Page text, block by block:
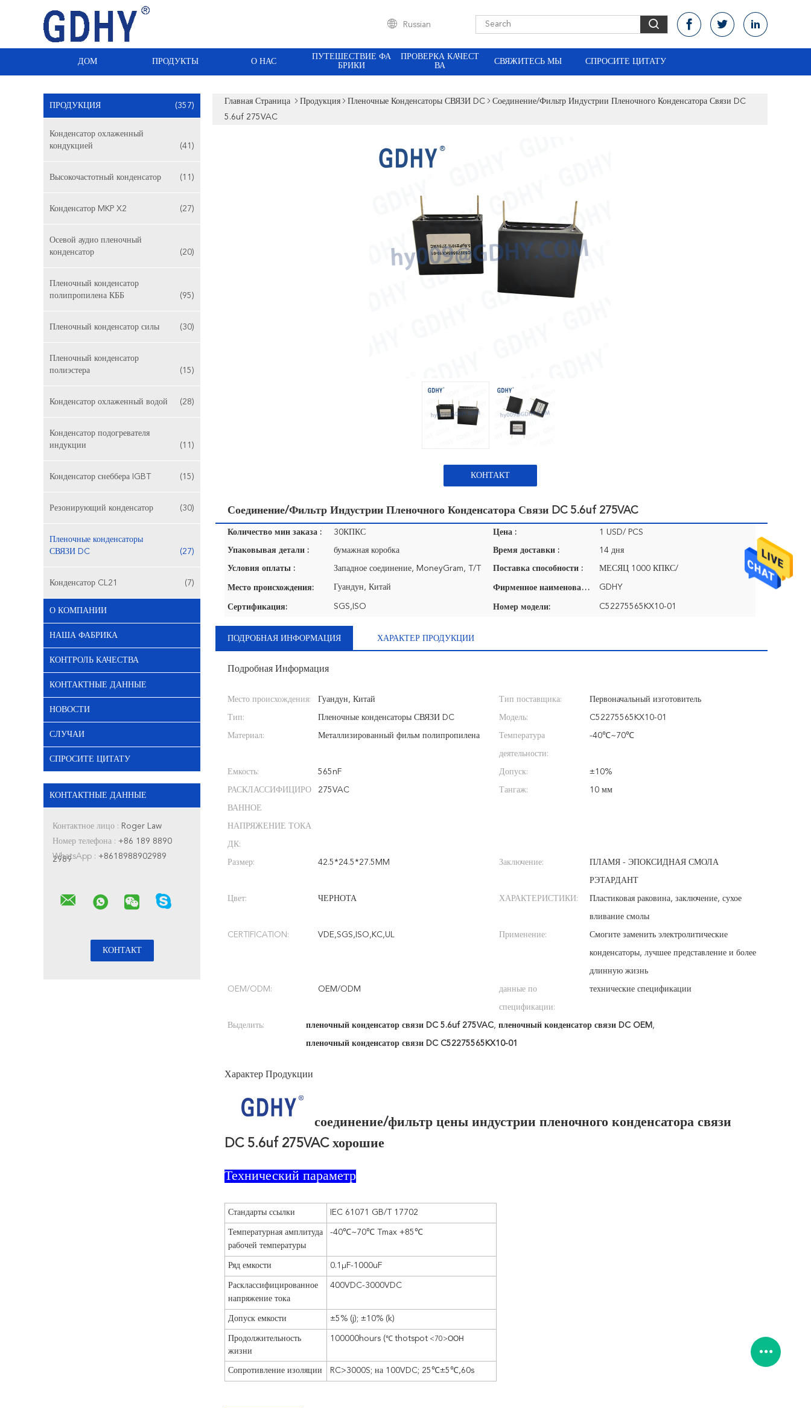
Russian
ДОМ ПРОДУКТЫ О НАС
ПУТЕШЕСТВИЕ ФА
БРИКИ
ПРОВЕРКА КАЧЕСТ
ВА
СВЯЖИТЕСЬ МЫ СПРОСИТЕ ЦИТАТУ
ПРОДУКЦИЯ (357)
Конденсатор охлаженный
кондукцией
(41)
Высокочастотный конденсатор (11)
Конденсатор MKP X2 (27)
Осевой аудио пленочный
конденсатор
(20)
Пленочный конденсатор
полипропилена КББ
(95)
Пленочный конденсатор силы (30)
Пленочный конденсатор
полиэстера
(15)
Конденсатор охлаженный водой (28)
Конденсатор подогревателя
индукции
(11)
Конденсатор снеббера IGBT (15)
Резонирующий конденсатор (30)
Пленочные конденсаторы
СВЯЗИ DC
(27)
Конденсатор CL21 (7)
О КОМПАНИИ
НАША ФАБРИКА
КОНТРОЛЬ КАЧЕСТВА
КОНТАКТНЫЕ ДАННЫЕ
НОВОСТИ
СЛУЧАИ
СПРОСИТЕ ЦИТАТУ
КОНТАКТНЫЕ ДАННЫЕ
Контактное лицо : Roger Law
Номер телефона : +86 189 8890
2989
WhatsApp : +8618988902989
Главная Страница Продукция Пленочные Конденсаторы СВЯЗИ DC
Соединение/фильтр Индустрии Пленочного Конденсатора Связи DC
5.6uf 275VAC
КОНТАКТ
Соединение/фильтр Индустрии Пленочного Конденсатора Связи DC 5.6uf 275VAC
Количество мин заказа : 30КПКС Цена : 1 USD/ PCS
Упаковывая детали : бумажная коробка Время доставки : 14 дня
Условия оплаты : Западное соединение, MoneyGram, T/T Поставка способности : МЕСЯЦ 1000 КПКС/
Место происхождения: Гуандун, Китай Фирменное наименование: GDHY
Сертификация: SGS,ISO Номер модели: C52275565KX10-01
ПОДРОБНАЯ ИНФОРМАЦИЯ ХАРАКТЕР ПРОДУКЦИИ
Подробная Информация
Место происхождения: Гуандун, Китай Тип поставщика: Первоначальный изготовитель
Тип: Пленочные конденсаторы СВЯЗИ DC Модель: C52275565KX10-01
Материал: Металлизированный фильм полипропилена Температура
деятельности:
-40℃~70℃
Емкость: 565nF Допуск: ±10%
РАСКЛАССИФИЦИРО
ВАННОЕ
НАПРЯЖЕНИЕ ТОКА
ДК:
275VAC Тангаж: 10 мм
Размер: 42.5*24.5*27.5MM Заключение: ПЛАМЯ - ЭПОКСИДНАЯ СМОЛА
РЭТАРДАНТ
Цвет: ЧЕРНОТА ХАРАКТЕРИСТИКИ: Пластиковая раковина, заключение, сухое
вливание смолы
CERTIFICATION: VDE,SGS,ISO,KC,UL Применение: Смогите заменить электролитические
конденсаторы, лучшее представление и более
длинную жизнь
OEM/ODM: OEM/ODM данные по
спецификации:
технические спецификации
Выделить: пленочный конденсатор связи DC 5.6uf 275VAC, пленочный конденсатор связи DC OEM ,
пленочный конденсатор связи DC C52275565KX10-01
Характер Продукции
соединение/фильтр цены индустрии пленочного конденсатора связи
DC 5.6uf 275VAC хорошие
Технический параметр
Стандарты ссылки IEC 61071 GB/T 17702
Температурная амплитуда
рабочей температуры
-40℃~70℃ Tmax +85℃
Ряд емкости 0.1μF-1000uF
Расклассифицированное
напряжение тока
400VDC-3000VDC
Допуск емкости ±5% (j); ±10% (k)
Продолжительность
жизни
100000hours (℃ thotspot <70>ООН
Сопротивление изоляции RC>3000S; на 100VDC; 25℃±5℃,60s